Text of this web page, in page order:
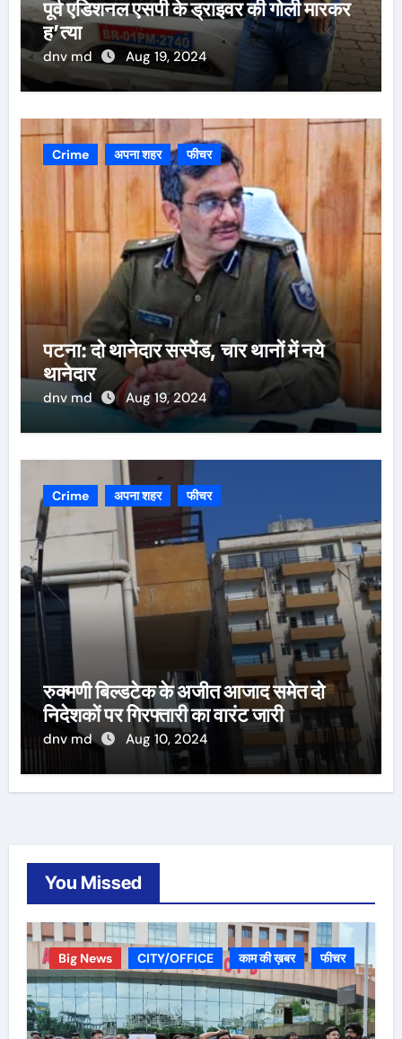
पूर्व एडिशनल एसपी के ड्राइवर की गोली मारकर
ह’त्या
dnv md Aug 19, 2024
Crime अपना शहर फीचर
पटना: दो थानेदार सस्पेंड, चार थानों में नये
थानेदार
dnv md Aug 19, 2024
Crime अपना शहर फीचर
रुक्मणी बिल्डटेक के अजीत आजाद समेत दो
निदेशकों पर गिरफ्तारी का वारंट जारी
dnv md Aug 10, 2024
You Missed
Big News CITY/OFFICE काम की ख़बर फीचर